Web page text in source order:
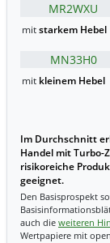
MR2WXU
mitstarkem Hebel
MN33H0
mit kleinem Hebel
Im Durchschnitt
Handel mit
risikoreiche
geeignet.
Den Basisprospekt
auch die weiteren
Wertpapiere mit